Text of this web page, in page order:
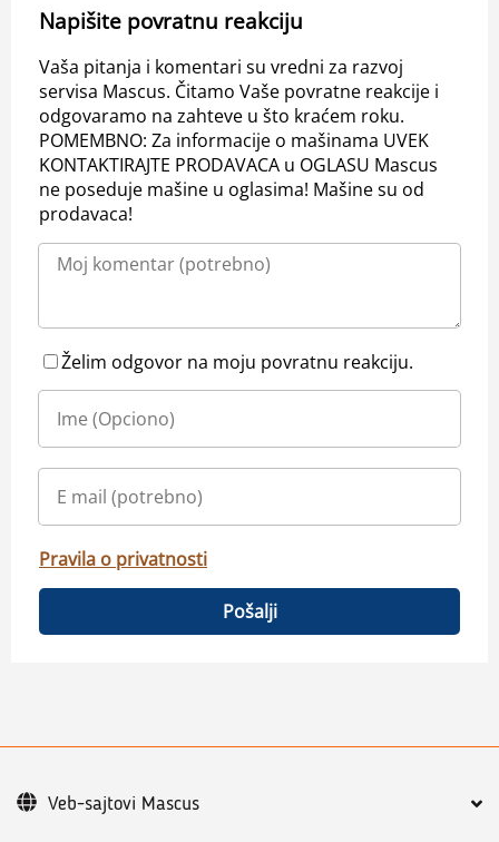
Napišite povratnu reakciju
Vaša pitanja i komentari su vredni za razvoj
servisa Mascus. Čitamo Vaše povratne reakcije i
odgovaramo na zahteve u što kraćem roku.
POMEMBNO: Za informacije o mašinama UVEK
KONTAKTIRAJTE PRODAVACA u OGLASU Mascus
ne poseduje mašine u oglasima! Mašine su od
prodavaca!
Želim odgovor na moju povratnu reakciju.
Pravila o privatnosti
Pošalji
Veb-sajtovi Mascus